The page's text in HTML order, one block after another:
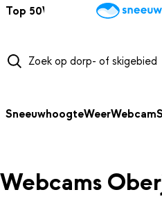
Top 50Webcams
SneeuwhoogteWeerWebcam
Webcams